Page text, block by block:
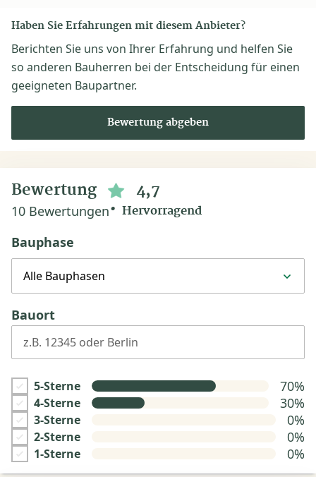
Haben Sie Erfahrungen mit diesem Anbieter?
Berichten Sie uns von Ihrer Erfahrung und helfen Sie
so anderen Bauherren bei der Entscheidung für einen
geeigneten Baupartner.
Bewertung abgeben
Bewertung 4,7
10 Bewertungen Hervorragend
Bauphase
Alle Bauphasen
Bauort
z.B. 12345 oder Berlin
5-Sterne 70%
4-Sterne 30%
3-Sterne 0%
2-Sterne 0%
1-Sterne 0%